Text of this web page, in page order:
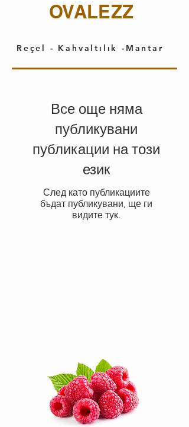
OVALEZZ
Reçel - Kahvaltılık -Mantar
Все още няма
публикувани
публикации на този
език
След като публикациите
бъдат публикувани, ще ги
видите тук.